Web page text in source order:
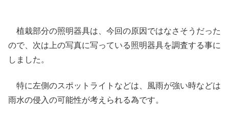
植栽部分の照明器具は、今回の原因ではなさそうだった
ので、次は上の写真に写っている照明器具を調査する事に
しました。
特に左側のスポットライトなどは、風雨が強い時などは
雨水の侵入の可能性が考えられる為です。